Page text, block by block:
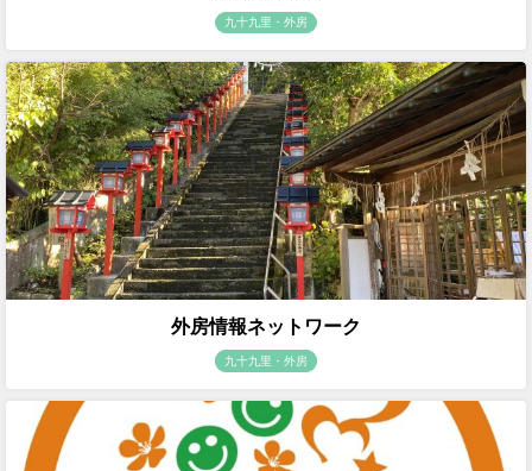
九十九里・外房
外房情報ネットワーク
九十九里・外房